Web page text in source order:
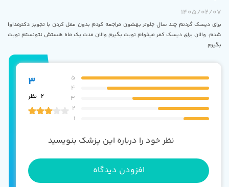
1405/02/07
برای دیسک گردنم چند سال جلوتر بهشون مراجعه کردم بدون عمل کردن با تجویز دکترمداوا
شدم. والان برای دیسک کمر میخوام نوبت بگیرم والان مدت یک ماه هستش نتونستم نوبت
بگیرم
5
4
3
2
1
3
2 نظر
نظر خود را درباره این پزشک بنویسید
افزودن دیدگاه